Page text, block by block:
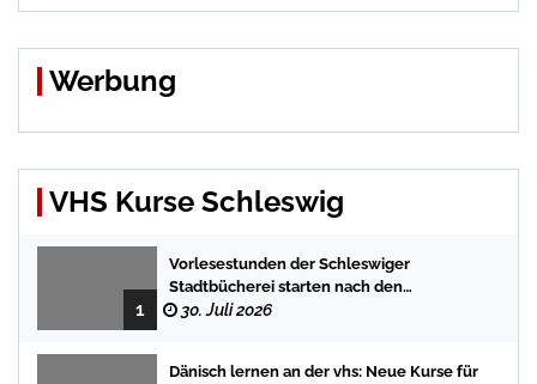
Werbung
VHS Kurse Schleswig
1
Vorlesestunden der Schleswiger
Stadtbücherei starten nach den
Sommerferien mit spannenden
30. Juli 2026
Dänisch lernen an der vhs: Neue Kurse für